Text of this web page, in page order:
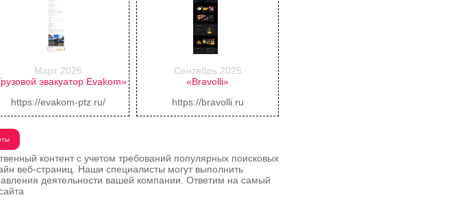
Март 2026
эвакуатор Evakom»
https://evakom-ptz.ru/
Сентябрь 2025
«Bravolli»
https://bravolli.ru
контент с учетом требований популярных поисковых
веб-страниц. Наши специалисты могут выполнить
деятельности вашей компании. Ответим на самый